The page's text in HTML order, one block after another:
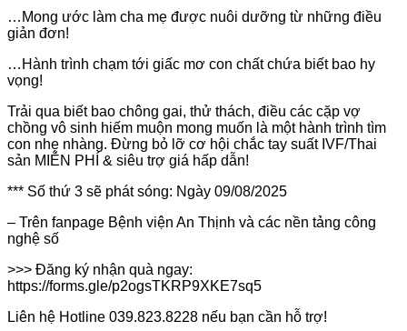
…Mong ước làm cha mẹ được nuôi dưỡng từ những điều
giản đơn!
…Hành trình chạm tới giấc mơ con chất chứa biết bao hy
vọng!
Trải qua biết bao chông gai, thử thách, điều các cặp vợ
chồng vô sinh hiếm muộn mong muốn là một hành trình tìm
con nhẹ nhàng. Đừng bỏ lỡ cơ hội chắc tay suất IVF/Thai
sản MIỄN PHÍ & siêu trợ giá hấp dẫn!
*** Số thứ 3 sẽ phát sóng: Ngày 09/08/2025
– Trên fanpage Bệnh viện An Thịnh và các nền tảng công
nghệ số
>>> Đăng ký nhận quà ngay:
https://forms.gle/p2ogsTKRP9XKE7sq5
Liên hệ Hotline 039.823.8228 nếu bạn cần hỗ trợ!